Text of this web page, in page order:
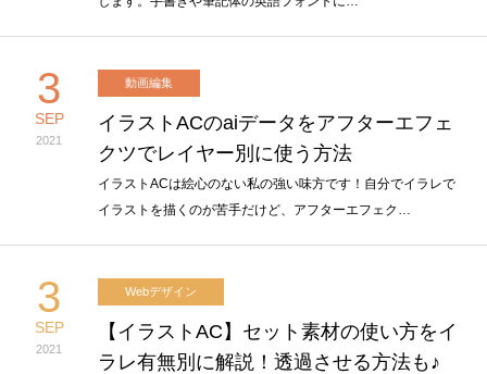
3
SEP
2021
動画編集
イラストACのaiデータをアフターエフェ
クツでレイヤー別に使う方法
イラストACは絵心のない私の強い味方です！自分でイラレで
イラストを描くのが苦手だけど、アフターエフェク…
3
SEP
2021
Webデザイン
【イラストAC】セット素材の使い方をイ
ラレ有無別に解説！透過させる方法も♪
contact